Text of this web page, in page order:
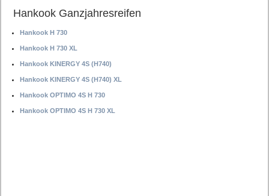
Hankook Ganzjahresreifen
Hankook H 730
Hankook H 730 XL
Hankook KINERGY 4S (H740)
Hankook KINERGY 4S (H740) XL
Hankook OPTIMO 4S H 730
Hankook OPTIMO 4S H 730 XL